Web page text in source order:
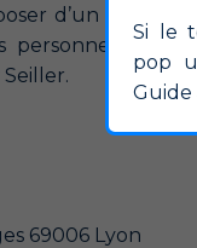
d’un droit
personnelles le
69006 Lyon
Si le
pop
Guide